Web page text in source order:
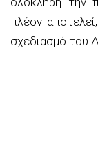
πλέον
σχεδιασμό του